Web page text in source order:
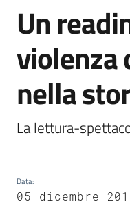
Novità
Servizi
Vivere
Formigine
Prenotazione
Salta al contenuto
Un
violenza
nella
La lettura-
Data:
05 dicembre